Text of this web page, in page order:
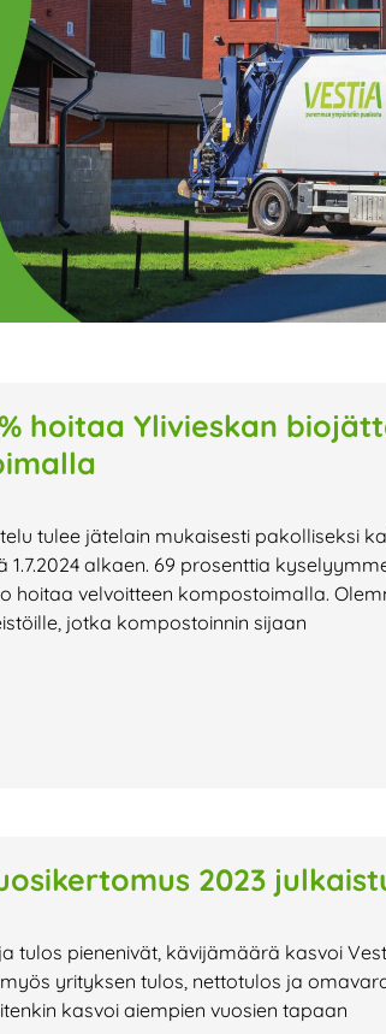
hoitaa Ylivieskan
tulee jätelain mukaisesti pakolliseksi
1.7.2024 alkaen. 69 prosenttia
hoitaa velvoitteen kompostoimalla.
jotka kompostoinnin sijaan
2023
tulos pienenivät, kävijämäärä kasvoi
yrityksen tulos, nettotulos ja
kasvoi aiempien vuosien tapaan